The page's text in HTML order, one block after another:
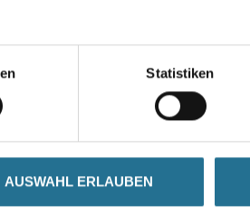
Statistiken
AUSWAHL ERLAUBEN
GEFAHRENHINWEISE